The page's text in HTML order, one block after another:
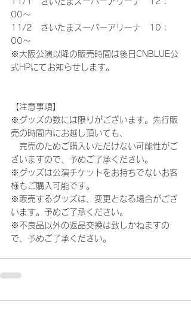
00～
11/2　さいたまスーパーアリーナ　10：
00～
※大阪公演以降の販売時間は後日CNBLUE公
式HPにてお知らせします。
【注意事項】
※グッズの数には限りがございます。先行販
売の時間内にお越し頂いても、
完売のためご購入いただけない可能性がご
ざいますので、予めご了承ください。
※グッズは公演チケットをお持ちでないお客
様もご購入可能です。
※販売するグッズは、変更となる場合がござ
います。予めご了承ください。
※不良品以外の返品交換は致しかねますの
で、予めご了承ください。